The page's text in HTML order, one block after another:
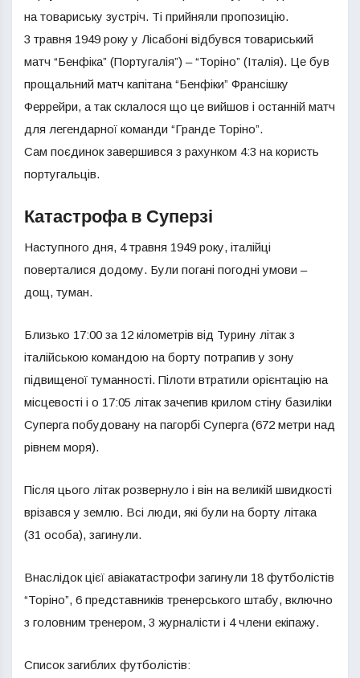
на товариську зустріч. Ті прийняли пропозицію.
3 травня 1949 року у Лісабоні відбувся товариський
матч “Бенфіка” (Португалія”) – “Торіно” (Італія). Це був
прощальний матч капітана “Бенфіки” Франсішку
Феррейри, а так склалося що це вийшов і останній матч
для легендарної команди “Гранде Торіно”.
Сам поєдинок завершився з рахунком 4:3 на користь
португальців.
Катастрофа в Суперзі
Наступного дня, 4 травня 1949 року, італійці
поверталися додому. Були погані погодні умови –
дощ, туман.
Близько 17:00 за 12 кілометрів від Турину літак з
італійською командою на борту потрапив у зону
підвищеної туманності. Пілоти втратили орієнтацію на
місцевості і о 17:05 літак зачепив крилом стіну базиліки
Суперга побудовану на пагорбі Суперга (672 метри над
рівнем моря).
Після цього літак розвернуло і він на великій швидкості
врізався у землю. Всі люди, які були на борту літака
(31 особа), загинули.
Внаслідок цієї авіакатастрофи загинули 18 футболістів
“Торіно”, 6 представників тренерського штабу, включно
з головним тренером, 3 журналісти і 4 члени екіпажу.
Список загиблих футболістів: